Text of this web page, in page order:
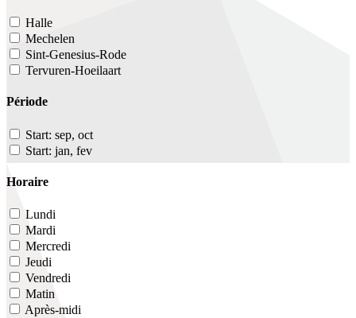
Halle
Mechelen
Sint-Genesius-Rode
Tervuren-Hoeilaart
Période
Start: sep, oct
Start: jan, fev
Horaire
Lundi
Mardi
Mercredi
Jeudi
Vendredi
Matin
Après-midi